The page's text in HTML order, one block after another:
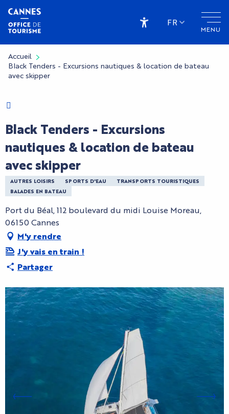
Aller
contenu
principal
MENU
Accessibilité
FR
Accueil
Black Tenders - Excursions nautiques & location de bateau
avec skipper
Black Tenders - Excursions
nautiques & location de bateau
avec skipper
AUTRES LOISIRS SPORTS D'EAU
TRANSPORTS TOURISTIQUES
BALADES EN BATEAU
Charte Bienvenue à Cannes
Port du Béal, 112 boulevard du midi Louise Moreau,
06150 Cannes
M'y rendre
J'y vais en train !
Partager